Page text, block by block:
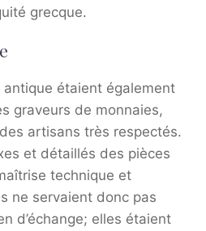
grecque.
antique étaient également
graveurs de monnaies,
artisans très respectés.
et détaillés des pièces
technique et
ne servaient donc pas
d’échange; elles étaient